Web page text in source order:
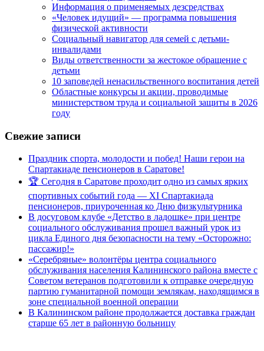
Информация о применяемых дезсредствах
«Человек идущий» — программа повышения
физической активности
Социальный навигатор для семей с детьми-
инвалидами
Виды ответственности за жестокое обращение с
детьми
10 заповедей ненасильственного воспитания детей
Областные конкурсы и акции, проводимые
министерством труда и социальной защиты в 2026
году
Свежие записи
Праздник спорта, молодости и побед! Наши герои на
Спартакиаде пенсионеров в Саратове!
🏆 Сегодня в Саратове проходит одно из самых ярких
спортивных событий года — XI Спартакиада
пенсионеров, приуроченная ко Дню физкультурника
В досуговом клубе «Детство в ладошке» при центре
социального обслуживания прошел важный урок из
цикла Единого дня безопасности на тему «Осторожно:
пассажир!»
«Серебряные» волонтёры центра социального
обслуживания населения Калининского района вместе с
Советом ветеранов подготовили к отправке очередную
партию гуманитарной помощи землякам, находящимся в
зоне специальной военной операции
В Калининском районе продолжается доставка граждан
старше 65 лет в районную больницу